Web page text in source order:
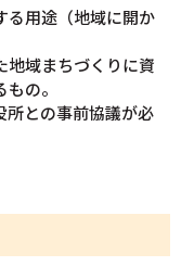
る用途（地域に開か
地域まちづくりに資
の。
との事前協議が必